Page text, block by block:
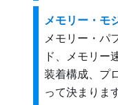
メモリー・モ
メモリー・パ
ド、メモリー
装着構成、プ
って決まりま